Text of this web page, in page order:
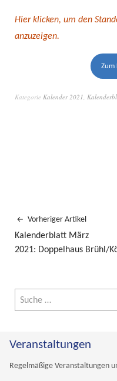
Hier klicken, um den
anzuzeigen.
Zum
Kategorie Kalender 2021
Vorheriger Artikel
Kalenderblatt März
2021: Doppelhaus Brühl/
Veranstaltungen
Regelmäßige Veranstaltungen